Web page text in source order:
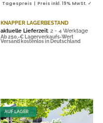
Tagespreis | Preis inkl. 19% MwSt. ✓
KNAPPER LAGERBESTAND
aktuelle Lieferzeit: 2 - 4 Werktage
Ab 250,-€ Lagerverkaufs-Wert
Versand kostenlos in Deutschland
AUF LAGER